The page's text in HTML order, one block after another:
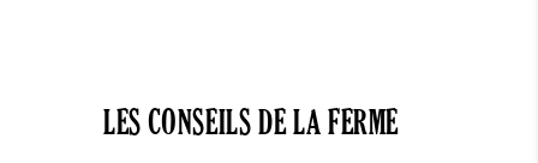
LES CONSEILS DE LA FERME